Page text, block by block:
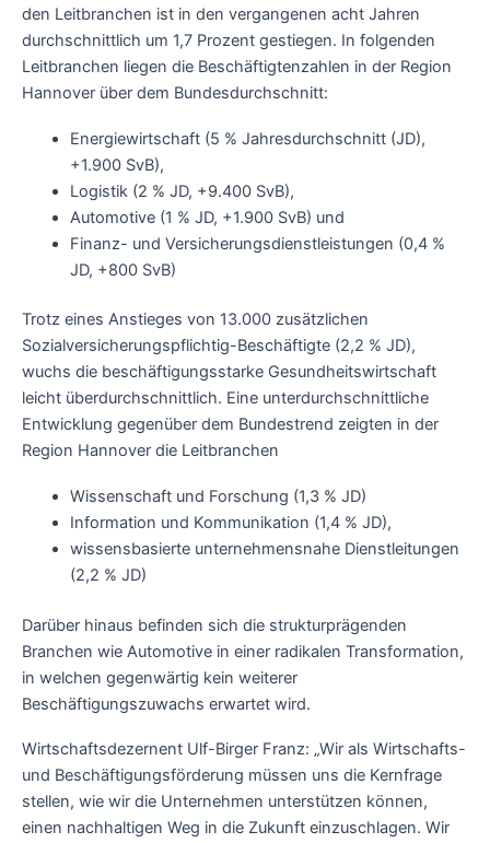
den Leitbranchen ist in den vergangenen acht Jahren
durchschnittlich um 1,7 Prozent gestiegen. In folgenden
Leitbranchen liegen die Beschäftigtenzahlen in der Region
Hannover über dem Bundesdurchschnitt:
Energiewirtschaft (5 % Jahresdurchschnitt (JD),
+1.900 SvB),
Logistik (2 % JD, +9.400 SvB),
Automotive (1 % JD, +1.900 SvB) und
Finanz- und Versicherungsdienstleistungen (0,4 %
JD, +800 SvB)
Trotz eines Anstieges von 13.000 zusätzlichen
Sozialversicherungspflichtig-Beschäftigte (2,2 % JD),
wuchs die beschäftigungsstarke Gesundheitswirtschaft
leicht überdurchschnittlich. Eine unterdurchschnittliche
Entwicklung gegenüber dem Bundestrend zeigten in der
Region Hannover die Leitbranchen
Wissenschaft und Forschung (1,3 % JD)
Information und Kommunikation (1,4 % JD),
wissensbasierte unternehmensnahe Dienstleitungen
(2,2 % JD)
Darüber hinaus befinden sich die strukturprägenden
Branchen wie Automotive in einer radikalen Transformation,
in welchen gegenwärtig kein weiterer
Beschäftigungszuwachs erwartet wird.
Wirtschaftsdezernent Ulf-Birger Franz: „Wir als Wirtschafts-
und Beschäftigungsförderung müssen uns die Kernfrage
stellen, wie wir die Unternehmen unterstützen können,
einen nachhaltigen Weg in die Zukunft einzuschlagen. Wir